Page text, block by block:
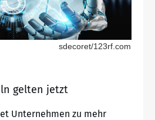
sdecoret/123rf.com
gelten jetzt
Unternehmen zu mehr